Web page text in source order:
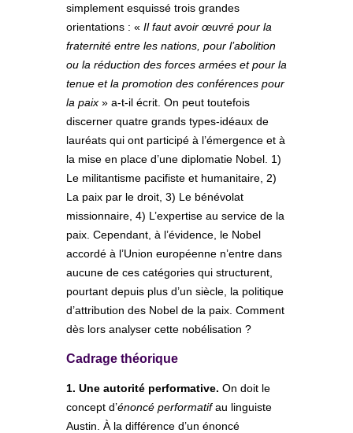
simplement esquissé trois grandes
orientations : « Il faut avoir œuvré pour la
fraternité entre les nations, pour l’abolition
ou la réduction des forces armées et pour la
tenue et la promotion des conférences pour
la paix » a-t-il écrit. On peut toutefois
discerner quatre grands types-idéaux de
lauréats qui ont participé à l’émergence et à
la mise en place d’une diplomatie Nobel. 1)
Le militantisme pacifiste et humanitaire, 2)
La paix par le droit, 3) Le bénévolat
missionnaire, 4) L’expertise au service de la
paix. Cependant, à l’évidence, le Nobel
accordé à l’Union européenne n’entre dans
aucune de ces catégories qui structurent,
pourtant depuis plus d’un siècle, la politique
d’attribution des Nobel de la paix. Comment
dès lors analyser cette nobélisation ?
Cadrage théorique
1. Une autorité performative. On doit le
concept d’énoncé performatifau linguiste
Austin. À la différence d’un énoncé